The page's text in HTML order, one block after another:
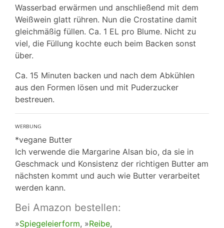
Wasserbad erwärmen und anschließend mit dem
Weißwein glatt rühren. Nun die Crostatine damit
gleichmäßig füllen. Ca. 1 EL pro Blume. Nicht zu
viel, die Füllung kochte euch beim Backen sonst
über.
Ca. 15 Minuten backen und nach dem Abkühlen
aus den Formen lösen und mit Puderzucker
bestreuen.
ᵂᴱᴿᴮᵁᴺᴳ
*vegane Butter
Ich verwende die Margarine Alsan bio, da sie in
Geschmack und Konsistenz der richtigen Butter am
nächsten kommt und auch wie Butter verarbeitet
werden kann.
Bei Amazon bestellen:
»Spiegeleierform, »Reibe,